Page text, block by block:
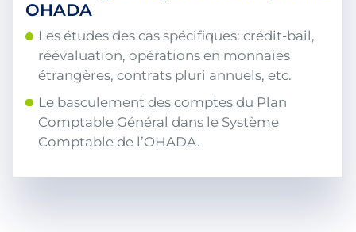
OHADA
Les études des cas spécifiques: crédit-bail,
réévaluation, opérations en monnaies
étrangères, contrats pluri annuels, etc.
Le basculement des comptes du Plan
Comptable Général dans le Système
Comptable de l’OHADA.